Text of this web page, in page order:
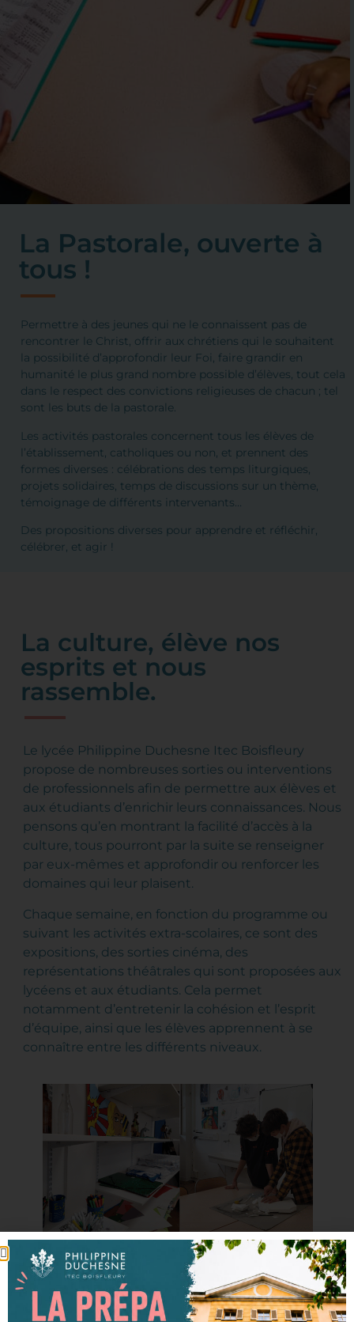
La Pastorale, ouverte à
tous !
Permettre à des jeunes qui ne le connaissent pas de
rencontrer le Christ, offrir aux chrétiens qui le souhaitent
la possibilité d’approfondir leur Foi, faire grandir en
humanité le plus grand nombre possible d’élèves, tout cela
dans le respect des convictions religieuses de chacun ; tel
sont les buts de la pastorale.
Les activités pastorales concernent tous les élèves de
l’établissement, catholiques ou non, et prennent des
formes diverses : célébrations des temps liturgiques,
projets solidaires, temps de discussions sur un thème,
témoignage de différents intervenants…
Des propositions diverses pour apprendre et réfléchir,
célébrer, et agir !
La culture, élève nos
esprits et nous
rassemble.
Le lycée Philippine Duchesne Itec Boisfleury
propose de nombreuses sorties ou interventions
de professionnels afin de permettre aux élèves et
aux étudiants d’enrichir leurs connaissances. Nous
pensons qu’en montrant la facilité d’accès à la
culture, tous pourront par la suite se renseigner
par eux-mêmes et approfondir ou renforcer les
domaines qui leur plaisent.
Chaque semaine, en fonction du programme ou
suivant les activités extra-scolaires, ce sont des
expositions, des sorties cinéma, des
représentations théâtrales qui sont proposées aux
lycéens et aux étudiants. Cela permet
notamment d’entretenir la cohésion et l’esprit
d’équipe, ainsi que les élèves apprennent à se
connaître entre les différents niveaux.